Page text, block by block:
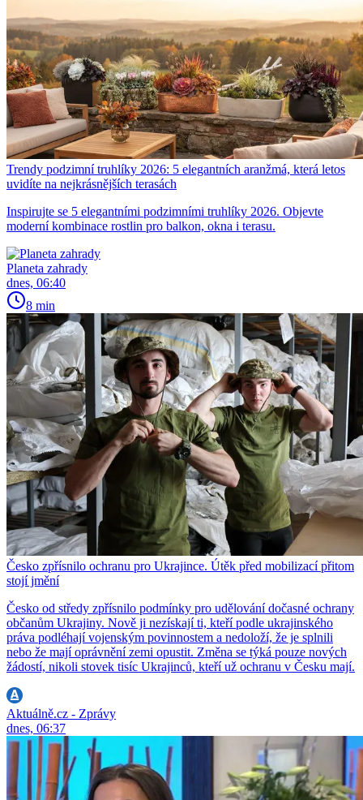
Trendy podzimní truhlíky 2026: 5 elegantních aranžmá, která letos
uvidíte na nejkrásnějších terasách
Inspirujte se 5 elegantními podzimními truhlíky 2026. Objevte
moderní kombinace rostlin pro balkon, okna i terasu.
Planeta zahrady
dnes, 06:40
8 min
Česko zpřísnilo ochranu pro Ukrajince. Útěk před mobilizací přitom
stojí jmění
Česko od středy zpřísnilo podmínky pro udělování dočasné ochrany
občanům Ukrajiny. Nově ji nezískají ti, kteří podle ukrajinského
práva podléhají vojenským povinnostem a nedoloží, že je splnili
nebo že mají oprávnění zemi opustit. Změna se týká pouze nových
žádostí, nikoli stovek tisíc Ukrajinců, kteří už ochranu v Česku mají.
Aktuálně.cz - Zprávy
dnes, 06:37